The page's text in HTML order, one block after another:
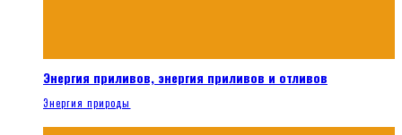
Энергия приливов, энергия приливов и отливов
Энергия природы